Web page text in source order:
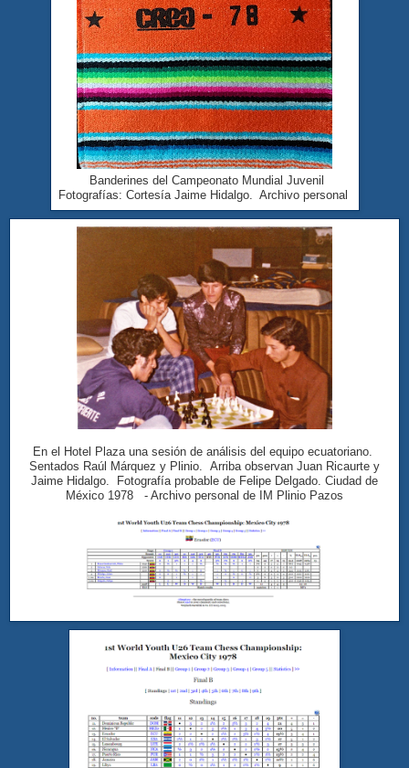
Banderines del Campeonato Mundial Juvenil
Fotografías: Cortesía Jaime Hidalgo. Archivo personal
En el Hotel Plaza una sesión de análisis del equipo ecuatoriano.
Sentados Raúl Márquez y Plinio. Arriba observan Juan Ricaurte y
Jaime Hidalgo.
Fotografía probable de Felipe Delgado. Ciudad de
México 1978 - Archivo personal de IM Plinio Pazos